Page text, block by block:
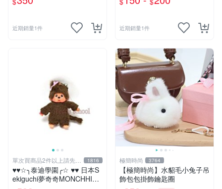
近期銷量1件 近期銷量1件
單次買商品2件以上請先詢
問運費
1816
♥♥☆╮泰迪學園╭☆ ♥♥ 日本S
ekiguchi夢奇奇MONCHHICH
極簡時尚 3764
【極簡時尚】水貂毛小兔子吊
飾包包掛飾鑰匙圈